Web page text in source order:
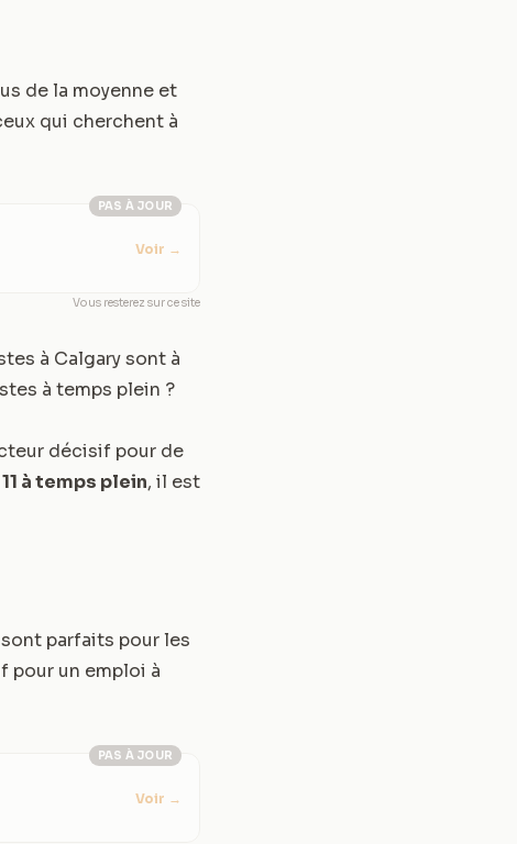
de la moyenne et
qui cherchent à
PAS À JOUR
Voir →
Vous resterez sur ce site
à Calgary sont à
à temps plein ?
décisif pour de
11 à temps plein, il est
parfaits pour les
pour un emploi à
PAS À JOUR
Voir →